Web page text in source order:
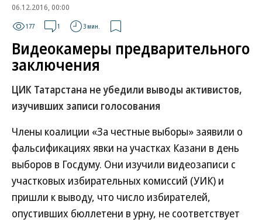
06.12.2016, 00:00
177 1 3 мин.
Видеокамеры предварительного
заключения
ЦИК Татарстана не убедили выводы активистов,
изучивших записи голосования
Члены коалиции «За честные выборы» заявили о
фальсификациях явки на участках Казани в день
выборов в Госдуму. Они изучили видеозаписи с
участковых избирательных комиссий (УИК) и
пришли к выводу, что число избирателей,
опустивших бюллетени в урну, не соответствует